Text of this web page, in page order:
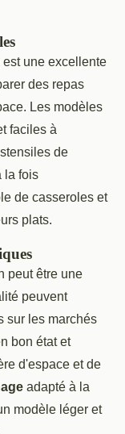
est une excellente
des repas
Les modèles
faciles à
de
la fois
de casseroles et
plats.
peut être une
peuvent
sur les marchés
bon état et
d'espace et de
adapté à la
modèle léger et